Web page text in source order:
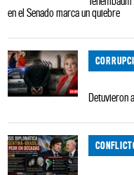
en el Senado marca un quiebre
Detuvieron